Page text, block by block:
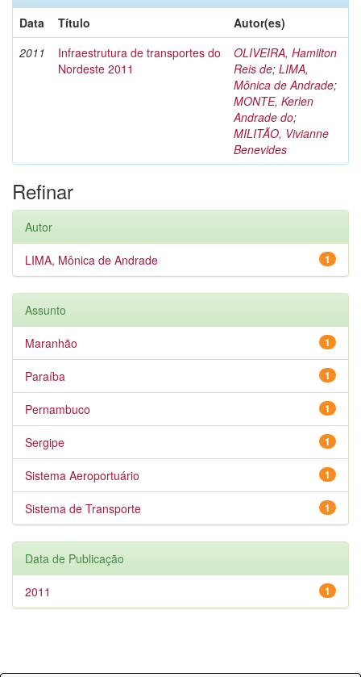
Data
Título
Autor(es)
2011
Infraestrutura de transportes do
Nordeste 2011
OLIVEIRA, Hamilton
Reis de; LIMA,
Mônica de Andrade;
MONTE, Kerlen
Andrade do;
MILITÃO, Vivianne
Benevides
Refinar
Autor
1
LIMA, Mônica de Andrade
Assunto
1
Maranhão
1
Paraíba
1
Pernambuco
1
Sergipe
1
Sistema Aeroportuário
1
Sistema de Transporte
Data de Publicação
1
2011